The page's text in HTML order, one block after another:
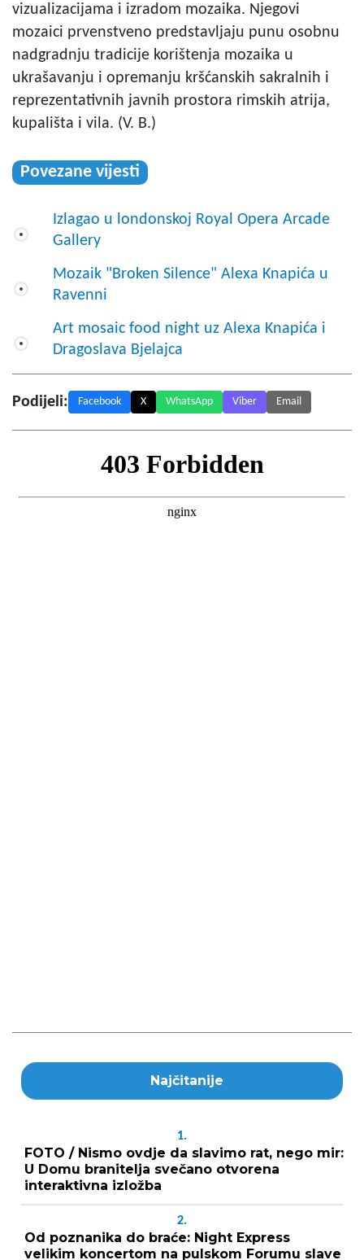
vizualizacijama i izradom mozaika. Njegovi
mozaici prvenstveno predstavljaju punu osobnu
nadgradnju tradicije korištenja mozaika u
ukrašavanju i opremanju kršćanskih sakralnih i
reprezentativnih javnih prostora rimskih atrija,
kupališta i vila. (V. B.)
Povezane vijesti
Izlagao u londonskoj Royal Opera Arcade
Gallery
Mozaik "Broken Silence" Alexa Knapića u
Ravenni
Art mosaic food night uz Alexa Knapića i
Dragoslava Bjelajca
Podijeli: Facebook X WhatsApp Viber Email
Najčitanije
1.
FOTO / Nismo ovdje da slavimo rat, nego mir:
U Domu branitelja svečano otvorena
interaktivna izložba
2.
Od poznanika do braće: Night Express
velikim koncertom na pulskom Forumu slave